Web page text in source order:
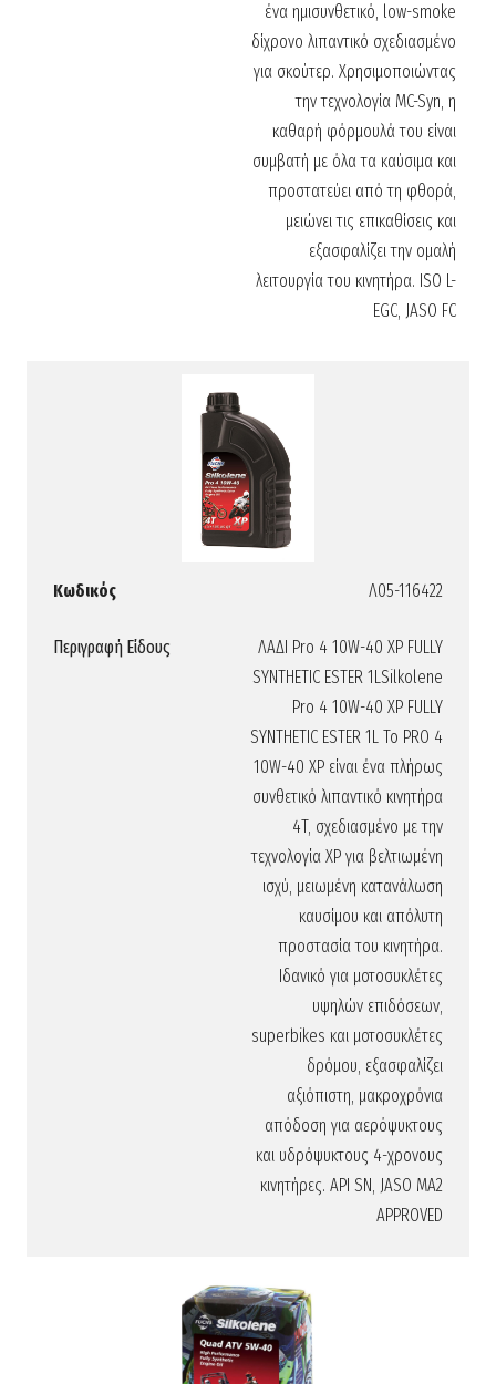
ένα ημισυνθετικό, low-smoke
δίχρονο λιπαντικό σχεδιασμένο
για σκούτερ. Χρησιμοποιώντας
την τεχνολογία MC-Syn, η
καθαρή φόρμουλά του είναι
συμβατή με όλα τα καύσιμα και
προστατεύει από τη φθορά,
μειώνει τις επικαθίσεις και
εξασφαλίζει την ομαλή
λειτουργία του κινητήρα. ISO L-
EGC, JASO FC
Κωδικός Λ05-116422
Περιγραφή Είδους
ΛΑΔΙ Pro 4 10W-40 XP FULLY
SYNTHETIC ESTER 1LSilkolene
Pro 4 10W-40 XP FULLY
SYNTHETIC ESTER 1L Το PRO 4
10W-40 XP είναι ένα πλήρως
συνθετικό λιπαντικό κινητήρα
4T, σχεδιασμένο με την
τεχνολογία XP για βελτιωμένη
ισχύ, μειωμένη κατανάλωση
καυσίμου και απόλυτη
προστασία του κινητήρα.
Ιδανικό για μοτοσυκλέτες
υψηλών επιδόσεων,
superbikes και μοτοσυκλέτες
δρόμου, εξασφαλίζει
αξιόπιστη, μακροχρόνια
απόδοση για αερόψυκτους
και υδρόψυκτους 4-χρονους
κινητήρες. API SN, JASO MA2
APPROVED